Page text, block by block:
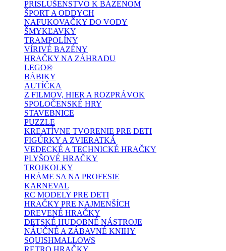
PRISLUŠENSTVO K BÁZENOM
ŠPORT A ODDYCH
NAFUKOVAČKY DO VODY
ŠMYKĽAVKY
TRAMPOLÍNY
VÍRIVÉ BAZÉNY
HRAČKY NA ZÁHRADU
LEGO®
BÁBIKY
AUTÍČKA
Z FILMOV, HIER A ROZPRÁVOK
SPOLOČENSKÉ HRY
STAVEBNICE
PUZZLE
KREATÍVNE TVORENIE PRE DETI
FIGÚRKY A ZVIERATKÁ
VEDECKÉ A TECHNICKÉ HRAČKY
PLYŠOVÉ HRAČKY
TROJKOLKY
HRÁME SA NA PROFESIE
KARNEVAL
RC MODELY PRE DETI
HRAČKY PRE NAJMENŠÍCH
DREVENÉ HRAČKY
DETSKÉ HUDOBNÉ NÁSTROJE
NÁUČNÉ A ZÁBAVNÉ KNIHY
SQUISHMALLOWS
RETRO HRAČKY